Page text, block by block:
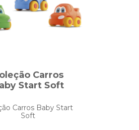
Carros
Start Soft
Carros Baby Start
Soft